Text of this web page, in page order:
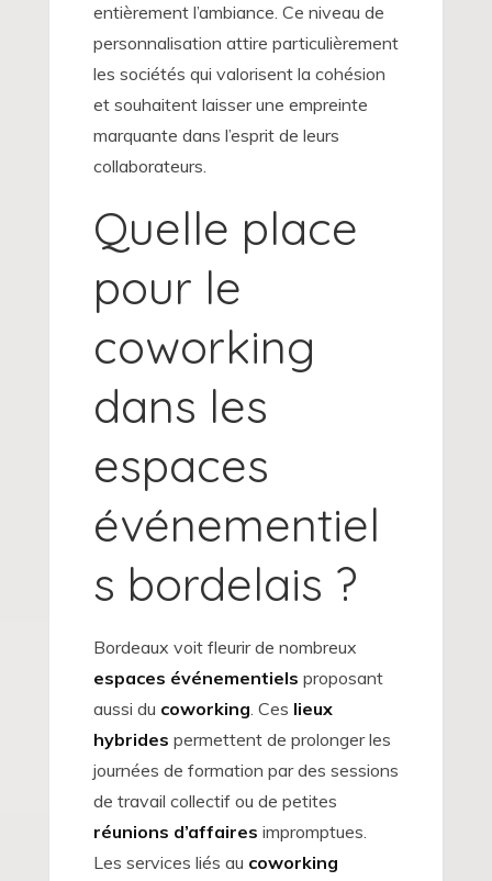
entièrement l’ambiance. Ce niveau de
personnalisation attire particulièrement
les sociétés qui valorisent la cohésion
et souhaitent laisser une empreinte
marquante dans l’esprit de leurs
collaborateurs.
Quelle place
pour le
coworking
dans les
espaces
événementiel
s bordelais ?
Bordeaux voit fleurir de nombreux
espaces événementiels proposant
aussi du coworking. Ces lieux
hybrides permettent de prolonger les
journées de formation par des sessions
de travail collectif ou de petites
réunions d’affaires impromptues.
Les services liés au coworking